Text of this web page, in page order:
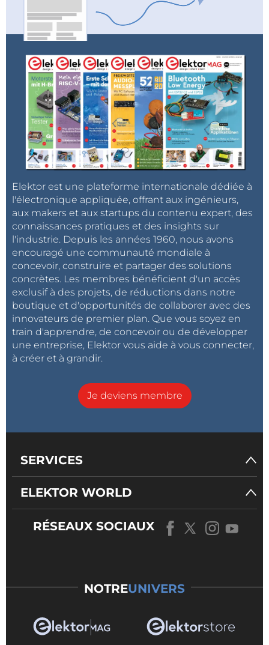
Elektor est une plateforme internationale dédiée à
l'électronique appliquée, offrant aux ingénieurs,
aux makers et aux startups du contenu expert, des
connaissances pratiques et des insights sur
l'industrie. Depuis les années 1960, nous avons
encouragé une communauté mondiale à
concevoir, construire et partager des solutions
concrètes. Les membres bénéficient d'un accès
exclusif à des projets, de réductions dans notre
boutique et d'opportunités de collaborer avec des
innovateurs de premier plan. Que vous soyez en
train d'apprendre, de concevoir ou de développer
une entreprise, Elektor vous aide à vous connecter,
à créer et à grandir.
Je deviens membre
SERVICES
ELEKTOR WORLD
RÉSEAUX SOCIAUX
NOTREUNIVERS